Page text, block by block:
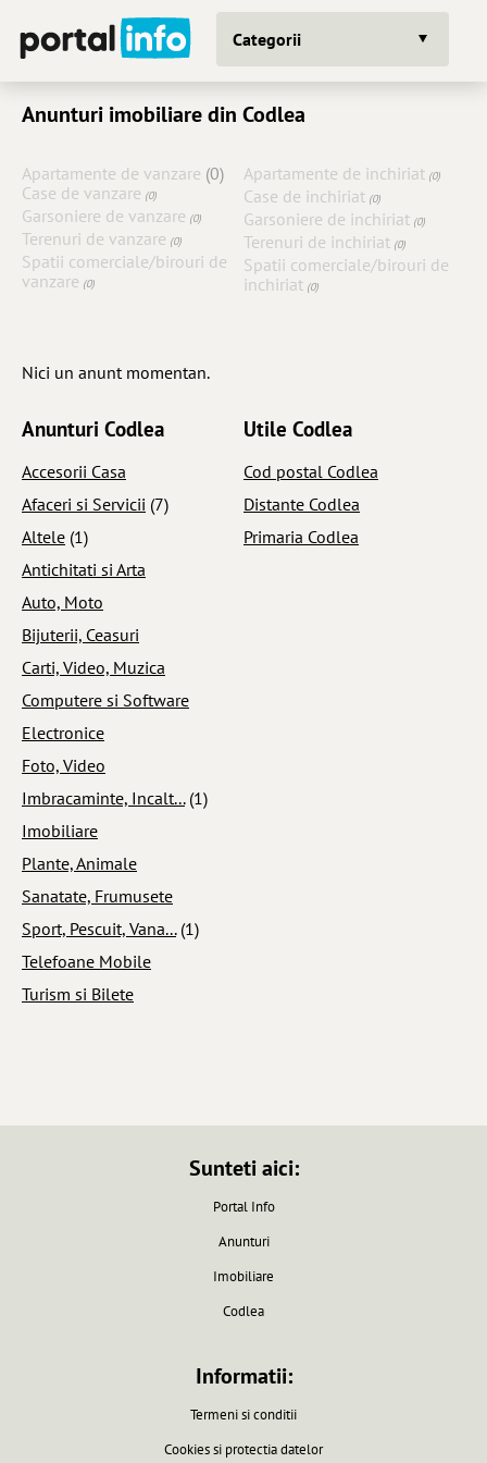
Categorii
Anunturi imobiliare din Codlea
Apartamente de vanzare (0)
Case de vanzare (0)
Garsoniere de vanzare (0)
Terenuri de vanzare (0)
Spatii comerciale/birouri de
vanzare (0)
Apartamente de inchiriat (0)
Case de inchiriat (0)
Garsoniere de inchiriat (0)
Terenuri de inchiriat (0)
Spatii comerciale/birouri de
inchiriat (0)
Nici un anunt momentan.
Anunturi Codlea
Accesorii Casa
Afaceri si Servicii (7)
Altele (1)
Antichitati si Arta
Auto, Moto
Bijuterii, Ceasuri
Carti, Video, Muzica
Computere si Software
Electronice
Foto, Video
Imbracaminte, Incalt... (1)
Imobiliare
Plante, Animale
Sanatate, Frumusete
Sport, Pescuit, Vana... (1)
Telefoane Mobile
Turism si Bilete
Utile Codlea
Cod postal Codlea
Distante Codlea
Primaria Codlea
Sunteti aici:
Portal Info
Anunturi
Imobiliare
Codlea
Informatii:
Termeni si conditii
Cookies si protectia datelor